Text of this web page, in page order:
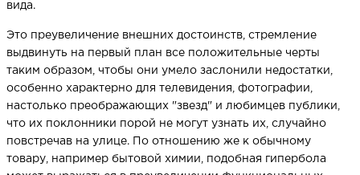
вида.
Это преувеличение внешних достоинств, стремление
выдвинуть на первый план все положительные черты
таким образом, чтобы они умело заслонили недостатки,
особенно характерно для телевидения, фотографии,
настолько преображающих "звезд" и любимцев публики,
что их поклонники порой не могут узнать их, случайно
повстречав на улице. По отношению же к обычному
товару, например бытовой химии, подобная гипербола